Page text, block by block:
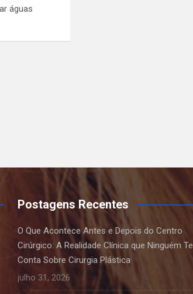
águas
Postagens Recentes
O Que Acontece Antes e Depois do Centro
Cirúrgico: A Realidade Clínica que Ninguém Te
Conta Sobre Cirurgia Plástica
julho 31, 2026